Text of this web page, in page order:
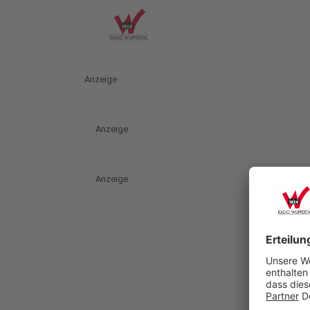
Anzeige
Anzeige
Anzeige